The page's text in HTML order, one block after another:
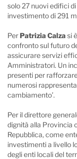
solo 27 nuovi edifici
investimento di 291
PerPatrizia Calzasi
confronto sul futuro
assicurare servizi
Amministratori. Un
presenti per
numerosi
cambiamento’.
Per il direttore
dignità alla Provincia
Repubblica, come
investimenti a livello
degli enti locali del